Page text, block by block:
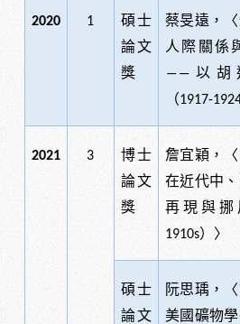
2020 1
碩士
論文
獎
蔡旻遠，
人際關係
―― 以胡
（1917-
2021 3
博士
論文
獎
詹宜穎，
在近代中
再現與挪
1910s）〉
碩士
論文
阮思瑀，
美國礦物